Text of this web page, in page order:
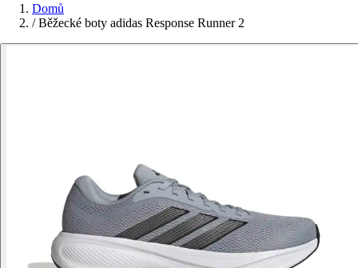
Domů
/ Běžecké boty adidas Response Runner 2